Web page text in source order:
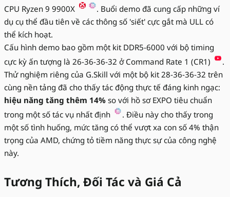
CPU Ryzen 9 9900X
. Buổi demo đã cung cấp những ví
dụ cụ thể đầu tiên về các thông số 'siết' cực gắt mà ULL có
thể kích hoạt.
Cấu hình demo bao gồm một kit DDR5-6000 với bộ timing
cực kỳ ấn tượng là 26-36-36-32 ở Command Rate 1 (CR1)
.
Thử nghiệm riêng của G.Skill với một bộ kit 28-36-36-32 trên
cùng nền tảng đã cho thấy tác động thực tế đáng kinh ngạc:
hiệu năng tăng thêm 14% so với hồ sơ EXPO tiêu chuẩn
trong một số tác vụ nhất định
. Điều này cho thấy trong
một số tình huống, mức tăng có thể vượt xa con số 4% thận
trọng của AMD, chứng tỏ tiềm năng thực sự của công nghệ
này.
Tương Thích, Đối Tác và Giá Cả